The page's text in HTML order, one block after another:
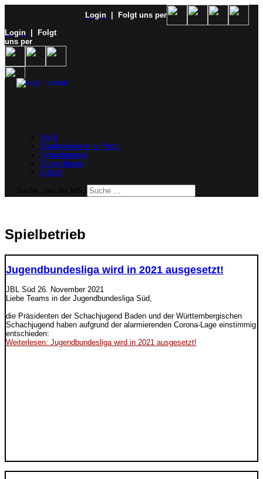
Login
| Folgt uns per
Login
| Folgt
uns per
SVW
Ergebnisdienst & Portal
Schachjugend
Verein finden
E-Mail
Spielbetrieb
Jugendbundesliga wird in 2021 ausgesetzt!
JBL Süd 26. November 2021
Liebe Teams in der Jugendbundesliga Süd,
die Präsidenten der Schachjugend Baden und der Württembergischen
Schachjugend haben aufgrund der alarmierenden Corona-Lage einstimmig
entschieden:
Weiterlesen: Jugendbundesliga wird in 2021 ausgesetzt!